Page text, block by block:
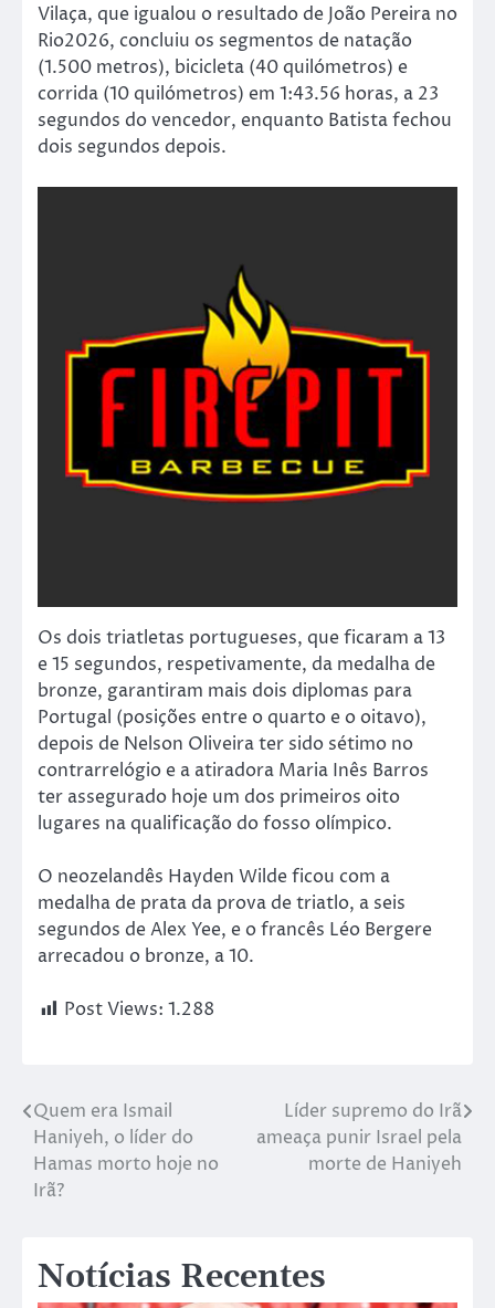
Vilaça, que igualou o resultado de João Pereira no
Rio2026, concluiu os segmentos de natação
(1.500 metros), bicicleta (40 quilómetros) e
corrida (10 quilómetros) em 1:43.56 horas, a 23
segundos do vencedor, enquanto Batista fechou
dois segundos depois.
Os dois triatletas portugueses, que ficaram a 13
e 15 segundos, respetivamente, da medalha de
bronze, garantiram mais dois diplomas para
Portugal (posições entre o quarto e o oitavo),
depois de Nelson Oliveira ter sido sétimo no
contrarrelógio e a atiradora Maria Inês Barros
ter assegurado hoje um dos primeiros oito
lugares na qualificação do fosso olímpico.
O neozelandês Hayden Wilde ficou com a
medalha de prata da prova de triatlo, a seis
segundos de Alex Yee, e o francês Léo Bergere
arrecadou o bronze, a 10.
Post Views: 1.288
Quem era Ismail
Haniyeh, o líder do
Hamas morto hoje no
Irã?
Líder supremo do Irã
ameaça punir Israel pela
morte de Haniyeh
Notícias Recentes